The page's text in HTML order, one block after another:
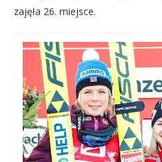
zajęła 26. miejsce.